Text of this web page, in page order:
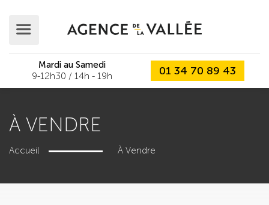
Mardi au Samedi
9-12h30 / 14h - 19h
01 34 70 89 43
À VENDRE
Accueil À Vendre